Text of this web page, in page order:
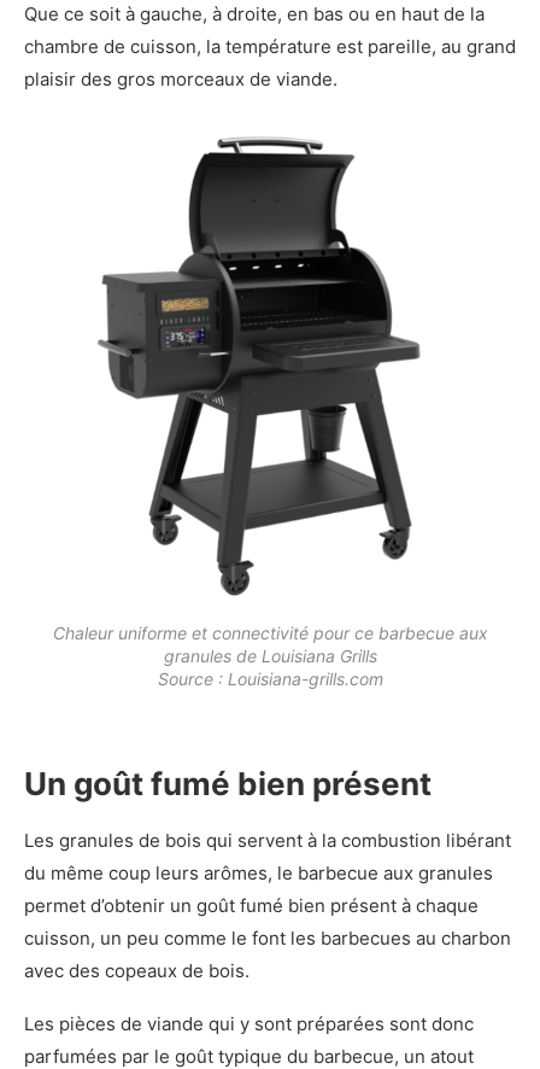
Que ce soit à gauche, à droite, en bas ou en haut de la
chambre de cuisson, la température est pareille, au grand
plaisir des gros morceaux de viande.
Chaleur uniforme et connectivité pour ce barbecue aux
granules de Louisiana Grills
Source : Louisiana-grills.com
Un goût fumé bien présent
Les granules de bois qui servent à la combustion libérant
du même coup leurs arômes, le barbecue aux granules
permet d’obtenir un goût fumé bien présent à chaque
cuisson, un peu comme le font les barbecues au charbon
avec des copeaux de bois.
Les pièces de viande qui y sont préparées sont donc
parfumées par le goût typique du barbecue, un atout